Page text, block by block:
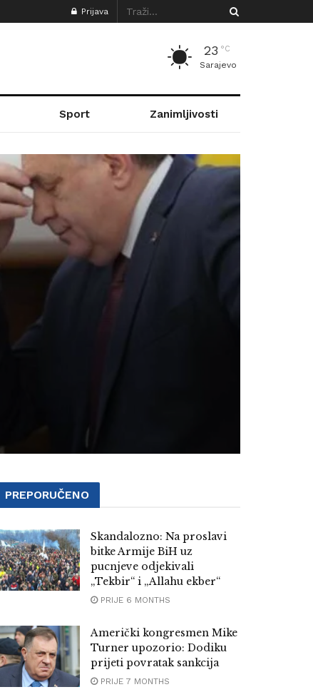
Prijava
23 °C
Sarajevo
Sport Zanimljivosti
PREPORUČENO
Skandalozno: Na proslavi
bitke Armije BiH uz
pucnjeve odjekivali
„Tekbir“ i „Allahu ekber“
PRIJE 6 MONTHS
Američki kongresmen Mike
Turner upozorio: Dodiku
prijeti povratak sankcija
PRIJE 7 MONTHS